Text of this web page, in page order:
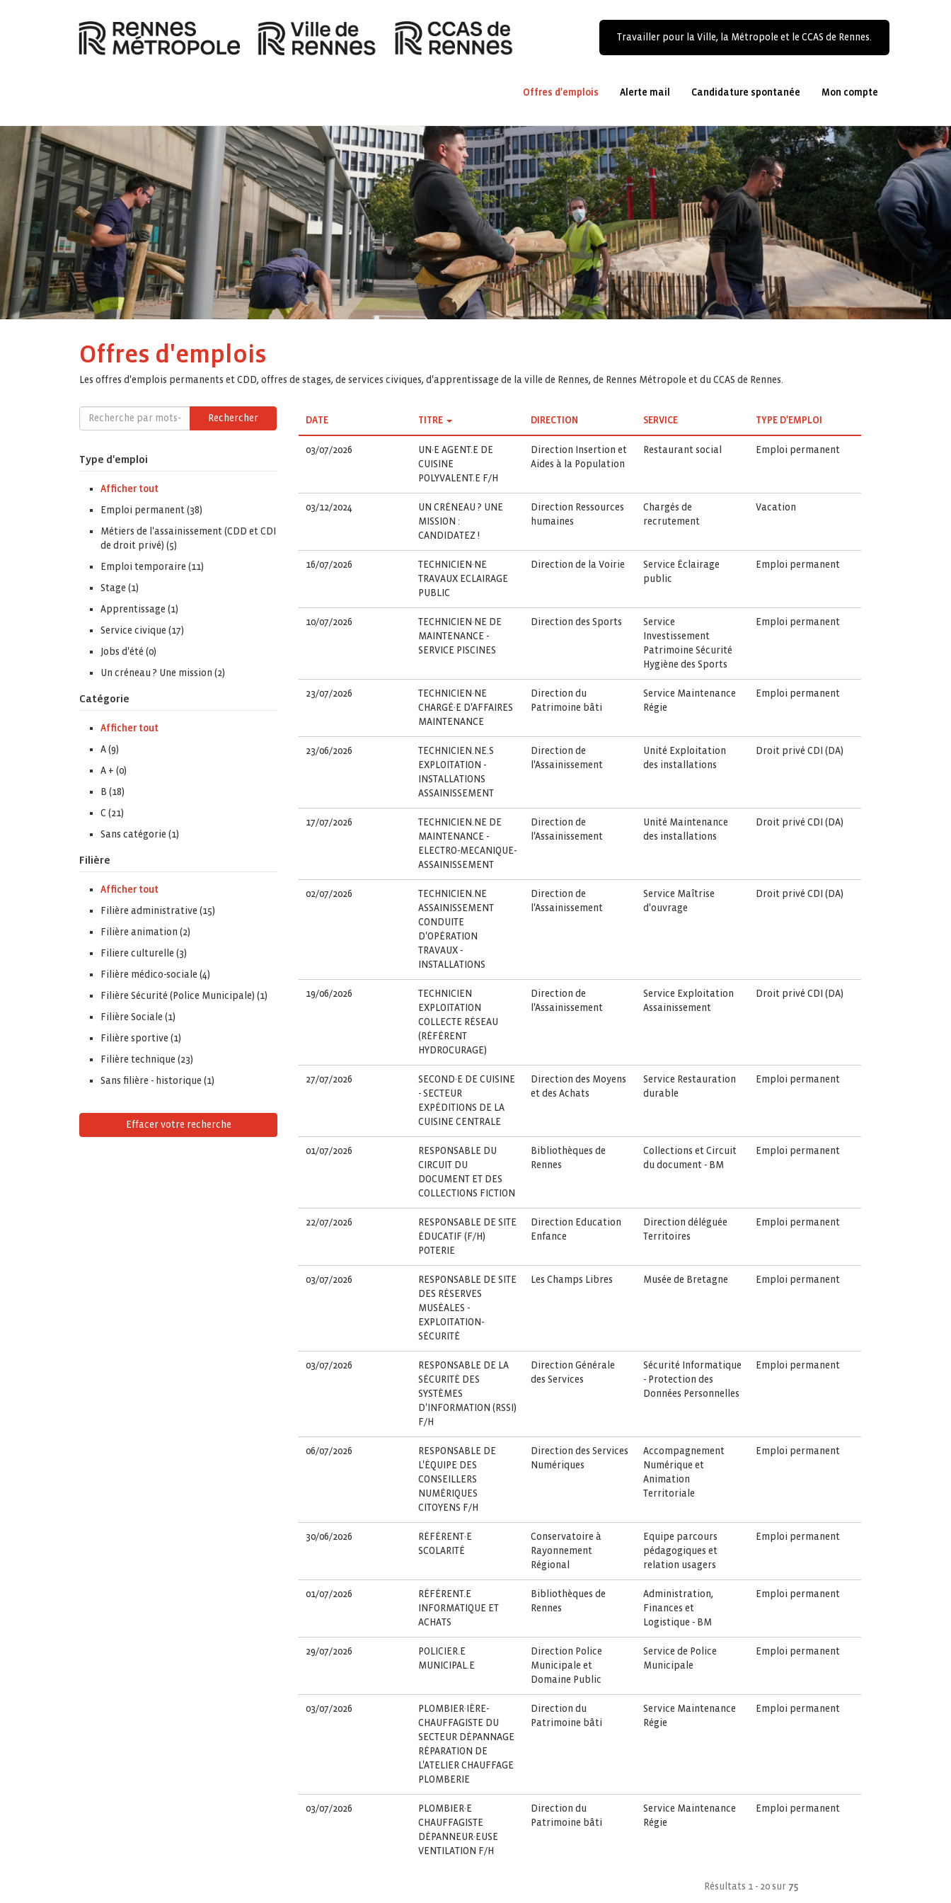
Travailler pour la Ville, la Métropole et le CCAS de Rennes.
Offres d'emplois Alerte mail Candidature spontanée Mon compte
Offres d'emplois
Les offres d'emplois permanents et CDD, offres de stages, de services civiques, d'apprentissage de la ville de Rennes, de Rennes Métropole et du CCAS de Rennes.
Rechercher
Type d'emploi
Afficher tout
Emploi permanent (38)
Métiers de l'assainissement (CDD et CDI
de droit privé) (5)
Emploi temporaire (11)
Stage (1)
Apprentissage (1)
Service civique (17)
Jobs d'été (0)
Un créneau ? Une mission (2)
Catégorie
Afficher tout
A (9)
A + (0)
B (18)
C (21)
Sans catégorie (1)
Filière
Afficher tout
Filière administrative (15)
Filière animation (2)
Filiere culturelle (3)
Filière médico-sociale (4)
Filière Sécurité (Police Municipale) (1)
Filière Sociale (1)
Filière sportive (1)
Filière technique (23)
Sans filière - historique (1)
Effacer votre recherche
DATE TITRE DIRECTION SERVICE TYPE D'EMPLOI
03/07/2026
UN·E AGENT.E DE
CUISINE
POLYVALENT.E F/H
Direction Insertion et
Aides à la Population
Restaurant social Emploi permanent
03/12/2024
UN CRÉNEAU ? UNE
MISSION :
CANDIDATEZ !
Direction Ressources
humaines
Chargés de
recrutement
Vacation
16/07/2026
TECHNICIEN·NE
TRAVAUX ECLAIRAGE
PUBLIC
Direction de la Voirie
Service Éclairage
public
Emploi permanent
10/07/2026
TECHNICIEN·NE DE
MAINTENANCE -
SERVICE PISCINES
Direction des Sports
Service
Investissement
Patrimoine Sécurité
Hygiène des Sports
Emploi permanent
23/07/2026
TECHNICIEN·NE
CHARGÉ·E D'AFFAIRES
MAINTENANCE
Direction du
Patrimoine bâti
Service Maintenance
Régie
Emploi permanent
23/06/2026
TECHNICIEN.NE.S
EXPLOITATION -
INSTALLATIONS
ASSAINISSEMENT
Direction de
l'Assainissement
Unité Exploitation
des installations
Droit privé CDI (DA)
17/07/2026
TECHNICIEN.NE DE
MAINTENANCE -
ELECTRO-MECANIQUE-
ASSAINISSEMENT
Direction de
l'Assainissement
Unité Maintenance
des installations
Droit privé CDI (DA)
02/07/2026
TECHNICIEN.NE
ASSAINISSEMENT
CONDUITE
D'OPÉRATION
TRAVAUX -
INSTALLATIONS
Direction de
l'Assainissement
Service Maîtrise
d'ouvrage
Droit privé CDI (DA)
19/06/2026
TECHNICIEN
EXPLOITATION
COLLECTE RÉSEAU
(RÉFÉRENT
HYDROCURAGE)
Direction de
l'Assainissement
Service Exploitation
Assainissement
Droit privé CDI (DA)
27/07/2026
SECOND·E DE CUISINE
- SECTEUR
EXPÉDITIONS DE LA
CUISINE CENTRALE
Direction des Moyens
et des Achats
Service Restauration
durable
Emploi permanent
01/07/2026
RESPONSABLE DU
CIRCUIT DU
DOCUMENT ET DES
COLLECTIONS FICTION
Bibliothèques de
Rennes
Collections et Circuit
du document - BM
Emploi permanent
22/07/2026
RESPONSABLE DE SITE
ÉDUCATIF (F/H)
POTERIE
Direction Education
Enfance
Direction déléguée
Territoires
Emploi permanent
03/07/2026
RESPONSABLE DE SITE
DES RÉSERVES
MUSÉALES -
EXPLOITATION-
SÉCURITÉ
Les Champs Libres Musée de Bretagne Emploi permanent
03/07/2026
RESPONSABLE DE LA
SÉCURITÉ DES
SYSTÈMES
D'INFORMATION (RSSI)
F/H
Direction Générale
des Services
Sécurité Informatique
- Protection des
Données Personnelles
Emploi permanent
06/07/2026
RESPONSABLE DE
L'ÉQUIPE DES
CONSEILLERS
NUMÉRIQUES
CITOYENS F/H
Direction des Services
Numériques
Accompagnement
Numérique et
Animation
Territoriale
Emploi permanent
30/06/2026
RÉFÉRENT·E
SCOLARITÉ
Conservatoire à
Rayonnement
Régional
Equipe parcours
pédagogiques et
relation usagers
Emploi permanent
01/07/2026
RÉFÉRENT.E
INFORMATIQUE ET
ACHATS
Bibliothèques de
Rennes
Administration,
Finances et
Logistique - BM
Emploi permanent
29/07/2026
POLICIER.E
MUNICIPAL.E
Direction Police
Municipale et
Domaine Public
Service de Police
Municipale
Emploi permanent
03/07/2026
PLOMBIER·IÈRE-
CHAUFFAGISTE DU
SECTEUR DÉPANNAGE
RÉPARATION DE
L'ATELIER CHAUFFAGE
PLOMBERIE
Direction du
Patrimoine bâti
Service Maintenance
Régie
Emploi permanent
03/07/2026
PLOMBIER·E
CHAUFFAGISTE
DÉPANNEUR·EUSE
VENTILATION F/H
Direction du
Patrimoine bâti
Service Maintenance
Régie
Emploi permanent
Résultats 1 - 20 sur 75